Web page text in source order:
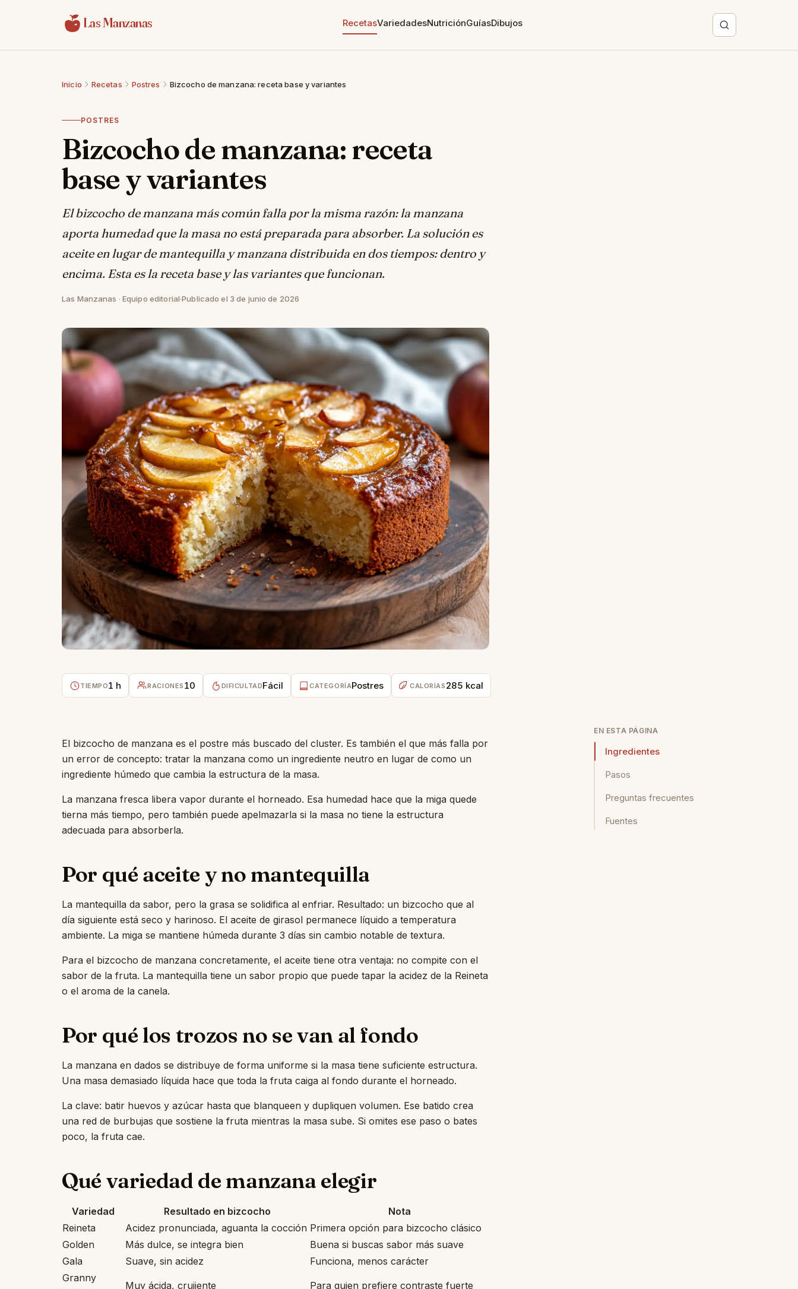
Las Manzanas RecetasVariedadesNutriciónGuíasDibujos
Inicio Recetas Postres Bizcocho de manzana: receta base y variantes
POSTRES
Bizcocho de manzana: receta
base y variantes
El bizcocho de manzana más común falla por la misma razón: la manzana
aporta humedad que la masa no está preparada para absorber. La solución es
aceite en lugar de mantequilla y manzana distribuida en dos tiempos: dentro y
encima. Esta es la receta base y las variantes que funcionan.
Las Manzanas · Equipo editorial·Publicado el 3 de junio de 2026
TIEMPO1 h RACIONES 10 DIFICULTADFácil CATEGORÍAPostres CALORÍAS 285 kcal
El bizcocho de manzana es el postre más buscado del cluster. Es también el que más falla por
un error de concepto: tratar la manzana como un ingrediente neutro en lugar de como un
ingrediente húmedo que cambia la estructura de la masa.
La manzana fresca libera vapor durante el horneado. Esa humedad hace que la miga quede
tierna más tiempo, pero también puede apelmazarla si la masa no tiene la estructura
adecuada para absorberla.
Por qué aceite y no mantequilla
La mantequilla da sabor, pero la grasa se solidifica al enfriar. Resultado: un bizcocho que al
día siguiente está seco y harinoso. El aceite de girasol permanece líquido a temperatura
ambiente. La miga se mantiene húmeda durante 3 días sin cambio notable de textura.
Para el bizcocho de manzana concretamente, el aceite tiene otra ventaja: no compite con el
sabor de la fruta. La mantequilla tiene un sabor propio que puede tapar la acidez de la Reineta
o el aroma de la canela.
Por qué los trozos no se van al fondo
La manzana en dados se distribuye de forma uniforme si la masa tiene suficiente estructura.
Una masa demasiado líquida hace que toda la fruta caiga al fondo durante el horneado.
La clave: batir huevos y azúcar hasta que blanqueen y dupliquen volumen. Ese batido crea
una red de burbujas que sostiene la fruta mientras la masa sube. Si omites ese paso o bates
poco, la fruta cae.
Qué variedad de manzana elegir
Variedad Resultado en bizcocho
Nota
Reineta
Acidez pronunciada, aguanta la cocción Primera opción para bizcocho clásico
Golden
Más dulce, se integra bien
Buena si buscas sabor más suave
Gala
Suave, sin acidez
Funciona, menos carácter
Granny
Muy ácida, crujiente Para quien prefiere contraste fuerte
EN ESTA PÁGINA
Ingredientes
Pasos
Preguntas frecuentes
Fuentes